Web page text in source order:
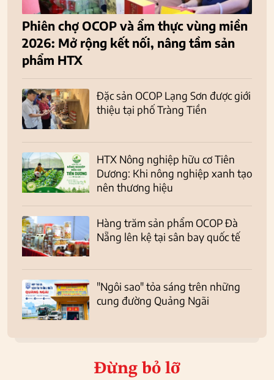
Phiên chợ OCOP và ẩm thực vùng miền
2026: Mở rộng kết nối, nâng tầm sản
phẩm HTX
Đặc sản OCOP Lạng Sơn được giới
thiệu tại phố Tràng Tiền
HTX Nông nghiệp hữu cơ Tiên
Dương: Khi nông nghiệp xanh tạo
nên thương hiệu
Hàng trăm sản phẩm OCOP Đà
Nẵng lên kệ tại sân bay quốc tế
"Ngôi sao" tỏa sáng trên những
cung đường Quảng Ngãi
Đừng bỏ lỡ